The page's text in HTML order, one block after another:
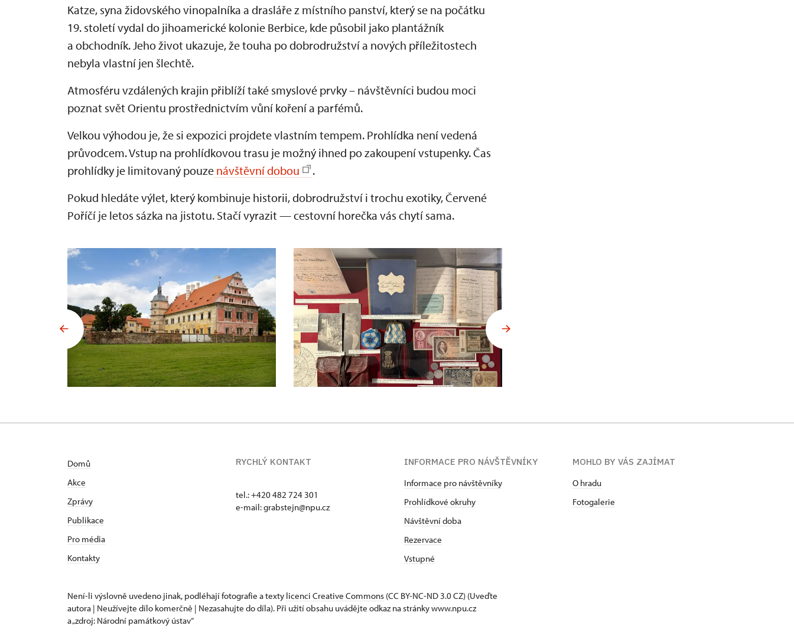
Katze, syna židovského vinopalníka a drasláře z místního panství, který se na počátku
19. století vydal do jihoamerické kolonie Berbice, kde působil jako plantážník
a obchodník. Jeho život ukazuje, že touha po dobrodružství a nových příležitostech
nebyla vlastní jen šlechtě.
Atmosféru vzdálených krajin přiblíží také smyslové prvky – návštěvníci budou moci
poznat svět Orientu prostřednictvím vůní koření a parfémů.
Velkou výhodou je, že si expozici projdete vlastním tempem. Prohlídka není vedená
průvodcem. Vstup na prohlídkovou trasu je možný ihned po zakoupení vstupenky. Čas
prohlídky je limitovaný pouze návštěvní dobou
.
Pokud hledáte výlet, který kombinuje historii, dobrodružství i trochu exotiky, Červené
Poříčí je letos sázka na jistotu. Stačí vyrazit — cestovní horečka vás chytí sama.
Domů
Akce
Zprávy
Publikace
Pro média
Kontakty
RYCHLÝ KONTAKT
tel.: +420 482 724 301
e-mail: grabstejn@npu.cz
INFORMACE PRO NÁVŠTĚVNÍKY
Informace pro návštěvníky
Prohlídkové okruhy
Návštěvní doba
Rezervace
Vstupné
MOHLO BY VÁS ZAJÍMAT
O hradu
Fotogalerie
Není-li výslovně uvedeno jinak, podléhají fotografie a texty licenci Creative Commons (CC BY-NC-ND 3.0 CZ) (Uveďte
autora | Neužívejte dílo komerčně | Nezasahujte do díla). Při užití obsahu uvádějte odkaz na stránky www.npu.cz
a „zdroj: Národní památkový ústav“